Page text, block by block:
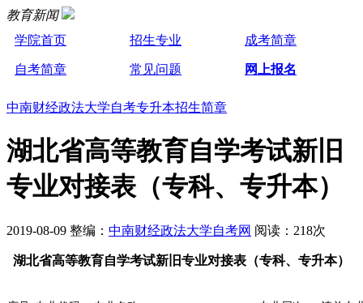
教育新闻
学院首页
招生专业 成考简章
自考简章 常见问题 网上报名
中南财经政法大学自考专升本招生简章
湖北省高等教育自学考试新旧
专业对接表（专科、专升本）
2019-08-09 整编： 中南财经政法大学自考网 阅读：218次
湖北省高等教育自学考试新旧专业对接表（专科、专升本）